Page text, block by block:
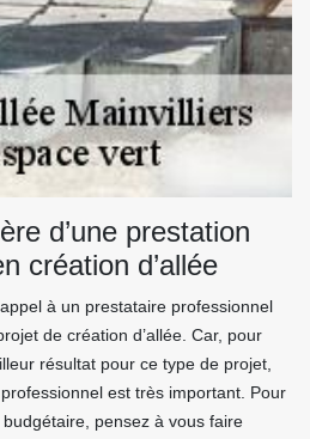
d’une prestation
création d’allée
à un prestataire professionnel
de création d’allée. Car, pour
résultat pour ce type de projet,
est très important. Pour
pensez à vous faire